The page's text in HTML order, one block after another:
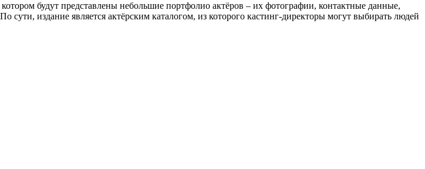
будут представлены небольшие портфолио актёров – их фотографии, контактные данные,
издание является актёрским каталогом, из которого кастинг-директоры могут выбирать людей